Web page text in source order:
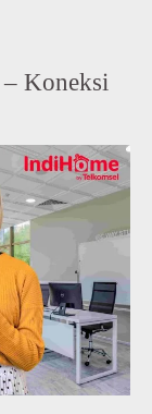
– Koneksi